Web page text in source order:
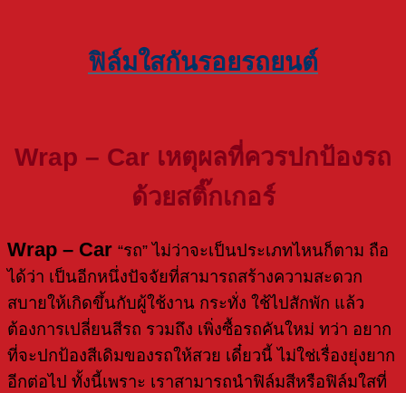
ฟิล์มใสกันรอยรถยนต์
Wrap – Car เหตุผลที่ควรปกป้องรถ
ด้วยสติ๊กเกอร์
Wrap – Car “รถ” ไม่ว่าจะเป็นประเภทไหนก็ตาม ถือ
ได้ว่า เป็นอีกหนึ่งปัจจัยที่สามารถสร้างความสะดวก
สบายให้เกิดขึ้นกับผู้ใช้งาน กระทั่ง ใช้ไปสักพัก แล้ว
ต้องการเปลี่ยนสีรถ รวมถึง เพิ่งซื้อรถคันใหม่ ทว่า อยาก
ที่จะปกป้องสีเดิมของรถให้สวย เดี๋ยวนี้ ไม่ใช่เรื่องยุ่งยาก
อีกต่อไป ทั้งนี้เพราะ เราสามารถนำฟิล์มสีหรือฟิล์มใสที่